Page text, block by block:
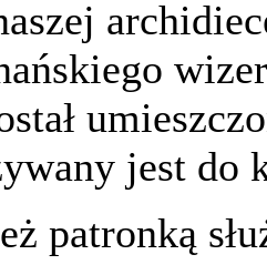
jest do
patronką